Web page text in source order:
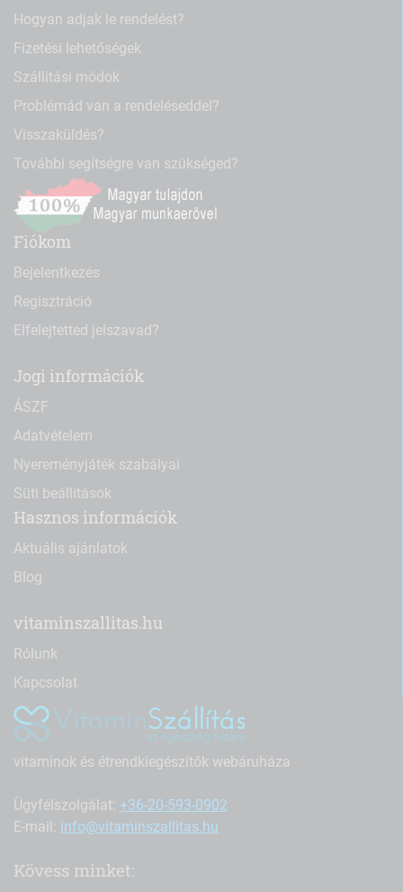
Hogyan adjak le rendelést?
Fizetési lehetőségek
Szállítási módok
Problémád van a rendeléseddel?
Visszaküldés?
További segítségre van szükséged?
Fiókom
Bejelentkezés
Regisztráció
Elfelejtetted jelszavad?
Jogi információk
ÁSZF
Adatvételem
Nyereményjáték szabályai
Süti beállítások
Hasznos információk
Aktuális ajánlatok
Blog
vitaminszallitas.hu
Rólunk
Kapcsolat
vitaminok és étrendkiegészítők webáruháza
Ügyfélszolgálat: +36-20-593-0902
E-mail: info@vitaminszallitas.hu
Kövess minket: